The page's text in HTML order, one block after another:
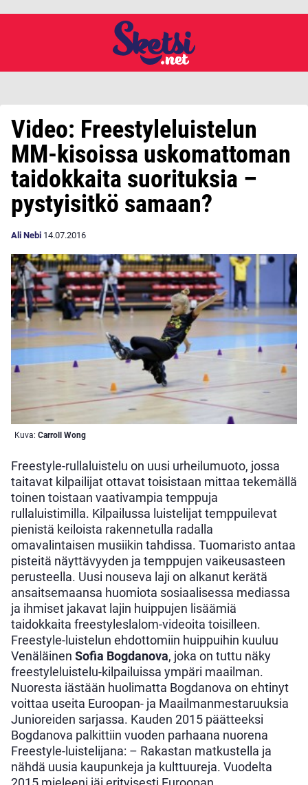
Video: Freestyleluistelun
MM-kisoissa uskomattoman
taidokkaita suorituksia –
pystyisitkö samaan?
Ali Nebi 14.07.2016
Kuva: Carroll Wong
Freestyle-rullaluistelu on uusi urheilumuoto, jossa
taitavat kilpailijat ottavat toisistaan mittaa tekemällä
toinen toistaan vaativampia temppuja
rullaluistimilla. Kilpailussa luistelijat temppuilevat
pienistä keiloista rakennetulla radalla
omavalintaisen musiikin tahdissa. Tuomaristo antaa
pisteitä näyttävyyden ja temppujen vaikeusasteen
perusteella. Uusi nouseva laji on alkanut kerätä
ansaitsemaansa huomiota sosiaalisessa mediassa
ja ihmiset jakavat lajin huippujen lisäämiä
taidokkaita freestyleslalom-videoita toisilleen.
Freestyle-luistelun ehdottomiin huippuihin kuuluu
Venäläinen Sofia Bogdanova, joka on tuttu näky
freestyleluistelu-kilpailuissa ympäri maailman.
Nuoresta iästään huolimatta Bogdanova on ehtinyt
voittaa useita Euroopan- ja Maailmanmestaruuksia
Junioreiden sarjassa. Kauden 2015 päätteeksi
Bogdanova palkittiin vuoden parhaana nuorena
Freestyle-luistelijana: – Rakastan matkustella ja
nähdä uusia kaupunkeja ja kulttuureja. Vuodelta